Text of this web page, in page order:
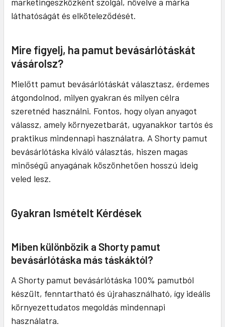
marketingeszközként szolgál, növelve a márka
láthatóságát és elköteleződését.
Mire figyelj, ha pamut bevásárlótáskát
vásárolsz?
Mielőtt pamut bevásárlótáskát választasz, érdemes
átgondolnod, milyen gyakran és milyen célra
szeretnéd használni. Fontos, hogy olyan anyagot
válassz, amely környezetbarát, ugyanakkor tartós és
praktikus mindennapi használatra. A Shorty pamut
bevásárlótáska kiváló választás, hiszen magas
minőségű anyagának köszönhetően hosszú ideig
veled lesz.
Gyakran Ismételt Kérdések
Miben különbözik a Shorty pamut
bevásárlótáska más táskáktól?
A Shorty pamut bevásárlótáska 100% pamutból
készült, fenntartható és újrahasználható, így ideális
környezettudatos megoldás mindennapi
használatra.